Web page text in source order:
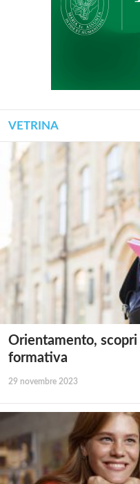
VETRINA
Orientamento, scopri
formativa
29 novembre 2023